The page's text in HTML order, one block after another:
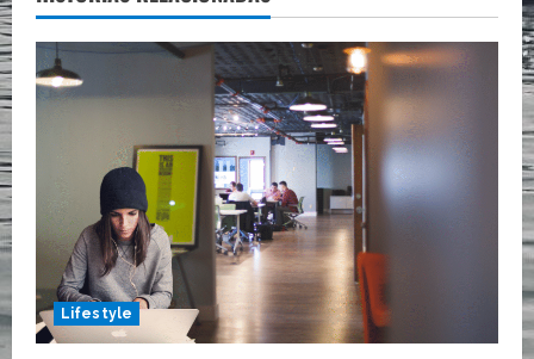
Lifestyle